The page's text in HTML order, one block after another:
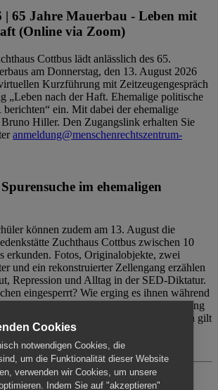
| 65 Jahre Mauerbau - Leben mit
(Online via Zoom)
Cottbus lädt anlässlich des 65.
am Donnerstag, den 13. August 2026
Kurzführung mit Zeitzeugengespräch
„Leben nach der Haft. Ehemalige politische
ein. Mit dabei der ehemalige
Hiller. Den Zugangslink erhalten Sie
anmeldung@menschenrechtszentrum-
im ehemaligen
können zudem am 13. August die
Zuchthaus Cottbus zwischen 10
erkunden. Fotos, Originalobjekte, zwei
und ein rekonstruierter Zellengang erzählen
Repression und Alltag in der SED-Diktatur.
eingesperrt? Wie erging es ihnen während
Besuch erfolgt individuell ohne Betreuung
Cottbus. Für Begleitpersonen gilt
/ ermäßigt 5€).
Cookies
notwendigen Cookies, die
um die Funktionalität dieser Website
verwenden wir Cookies, um unsere
Indem Sie auf "akzeptieren"